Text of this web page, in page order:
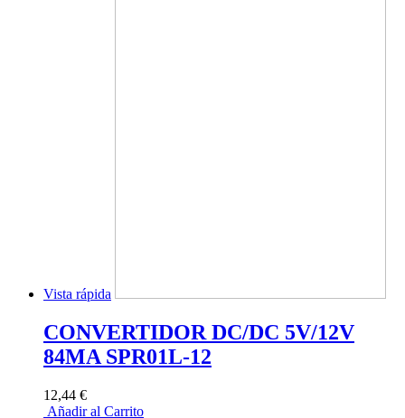
Vista rápida
CONVERTIDOR DC/DC 5V/12V
84MA SPR01L-12
12,44 €
Añadir al Carrito